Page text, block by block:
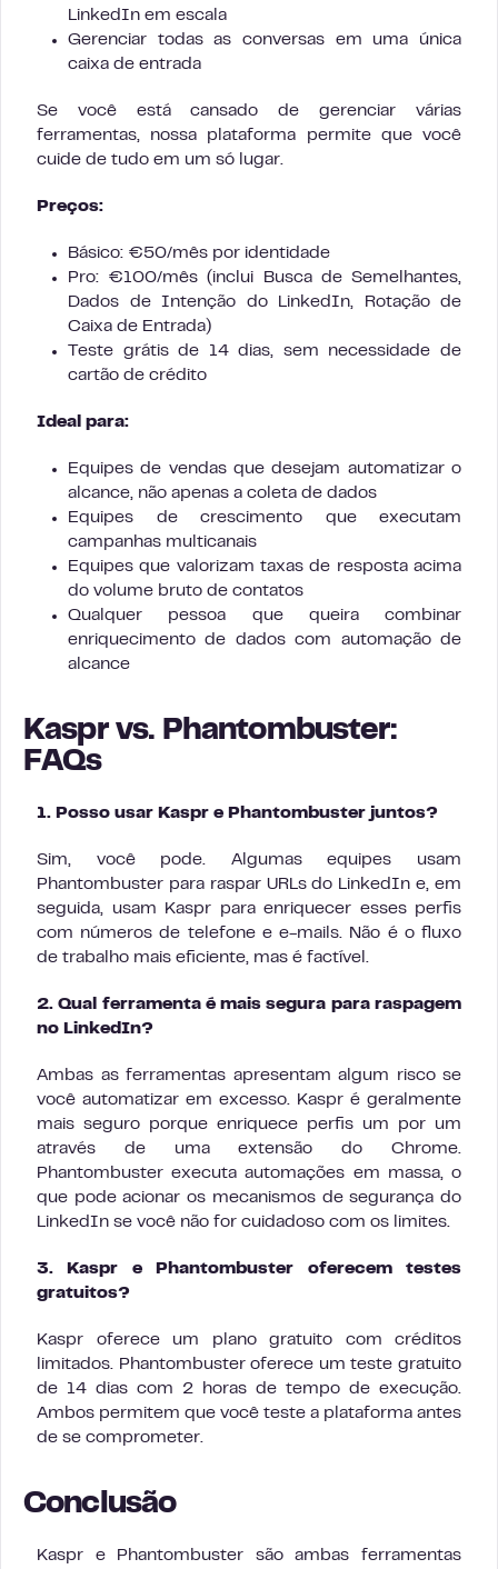
LinkedIn em escala
Gerenciar todas as conversas em uma única
caixa de entrada
Se você está cansado de gerenciar várias
ferramentas, nossa plataforma permite que você
cuide de tudo em um só lugar.
Preços:
Básico: €50/mês por identidade
Pro: €100/mês (inclui Busca de Semelhantes,
Dados de Intenção do LinkedIn, Rotação de
Caixa de Entrada)
Teste grátis de 14 dias, sem necessidade de
cartão de crédito
Ideal para:
Equipes de vendas que desejam automatizar o
alcance, não apenas a coleta de dados
Equipes de crescimento que executam
campanhas multicanais
Equipes que valorizam taxas de resposta acima
do volume bruto de contatos
Qualquer pessoa que queira combinar
enriquecimento de dados com automação de
alcance
Kaspr vs. Phantombuster:
FAQs
1. Posso usar Kaspr e Phantombuster juntos?
Sim, você pode. Algumas equipes usam
Phantombuster para raspar URLs do LinkedIn e, em
seguida, usam Kaspr para enriquecer esses perfis
com números de telefone e e-mails. Não é o fluxo
de trabalho mais eficiente, mas é factível.
2. Qual ferramenta é mais segura para raspagem
no LinkedIn?
Ambas as ferramentas apresentam algum risco se
você automatizar em excesso. Kaspr é geralmente
mais seguro porque enriquece perfis um por um
através de uma extensão do Chrome.
Phantombuster executa automações em massa, o
que pode acionar os mecanismos de segurança do
LinkedIn se você não for cuidadoso com os limites.
3. Kaspr e Phantombuster oferecem testes
gratuitos?
Kaspr oferece um plano gratuito com créditos
limitados. Phantombuster oferece um teste gratuito
de 14 dias com 2 horas de tempo de execução.
Ambos permitem que você teste a plataforma antes
de se comprometer.
Conclusão
Kaspr e Phantombuster são ambas ferramentas